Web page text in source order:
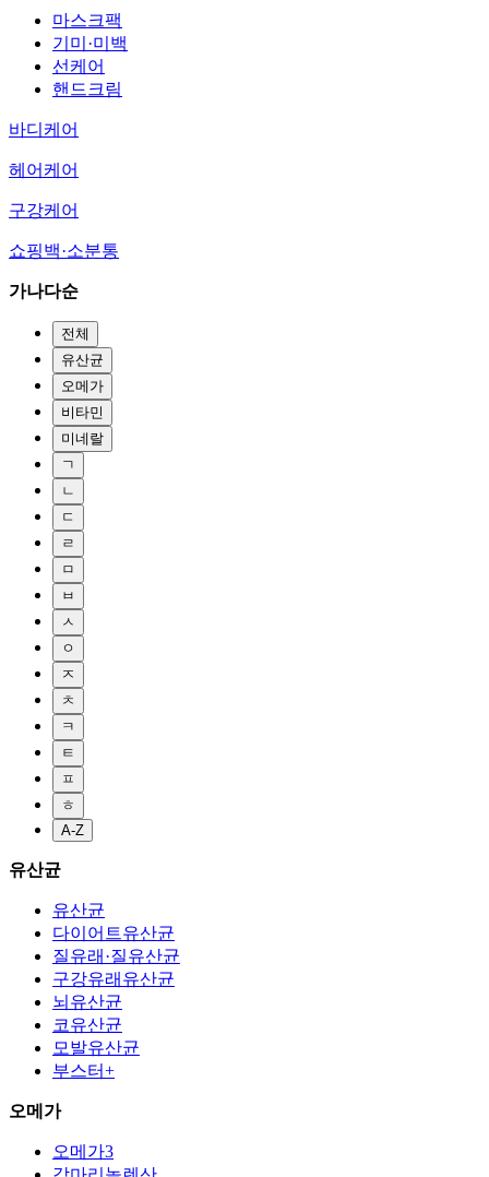
마스크팩
기미·미백
선케어
핸드크림
바디케어
헤어케어
구강케어
쇼핑백·소분통
가나다순
전체
유산균
오메가
비타민
미네랄
ㄱ
ㄴ
ㄷ
ㄹ
ㅁ
ㅂ
ㅅ
ㅇ
ㅈ
ㅊ
ㅋ
ㅌ
ㅍ
ㅎ
A-Z
유산균
유산균
다이어트유산균
질유래·질유산균
구강유래유산균
뇌유산균
코유산균
모발유산균
부스터+
오메가
오메가3